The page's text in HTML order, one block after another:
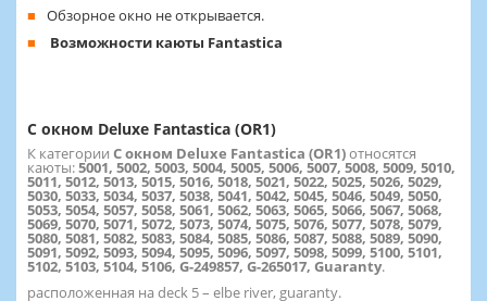
Обзорное окно не открывается.
Возможности каюты Fantastica
С окном Deluxe Fantastica (OR1)
К категории С окном Deluxe Fantastica (OR1)относятся
каюты:5001, 5002, 5003, 5004, 5005, 5006, 5007, 5008, 5009, 5010,
5011, 5012, 5013, 5015, 5016, 5018, 5021, 5022, 5025, 5026, 5029,
5030, 5033, 5034, 5037, 5038, 5041, 5042, 5045, 5046, 5049, 5050,
5053, 5054, 5057, 5058, 5061, 5062, 5063, 5065, 5066, 5067, 5068,
5069, 5070, 5071, 5072, 5073, 5074, 5075, 5076, 5077, 5078, 5079,
5080, 5081, 5082, 5083, 5084, 5085, 5086, 5087, 5088, 5089, 5090,
5091, 5092, 5093, 5094, 5095, 5096, 5097, 5098, 5099, 5100, 5101,
5102, 5103, 5104, 5106, G-249857, G-265017, Guaranty.
расположенная на deck 5 – elbe river, guaranty.